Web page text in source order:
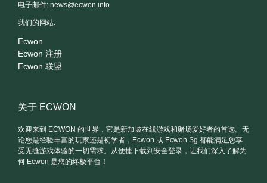
电子邮件: news@ecwon.info
我们的网站:
Ecwon
Ecwon 注册
Ecwon 联盟
关于 ECWON
欢迎来到 ECWON 的世界，它是新加坡在线游戏和赌场爱好者的首选。无
论您是经验丰富的玩家还是初学者，Ecwon 或 Ecwon Sg 都能满足您享
受无缝游戏体验的一切需求。从便捷下载到安全登录，让我们深入了解为
何 Ecwon 是您的终极平台！